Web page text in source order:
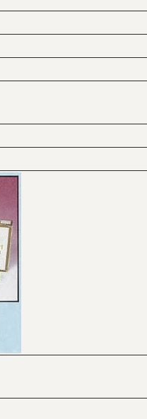
ลือกหัวข้อที่ท่านต้องการ